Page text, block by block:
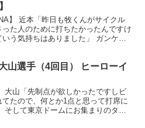
】 近本「昨日も牧くんがサイクル
た人のために打ちたかったんですけ
う気持ちはありました」 ガンケル
選手（4回目） ヒーローイ
大山「先制点が欲しかったですしビ
たので、何とか1点と思って打席に
して東京ドームにお集まりのタイ